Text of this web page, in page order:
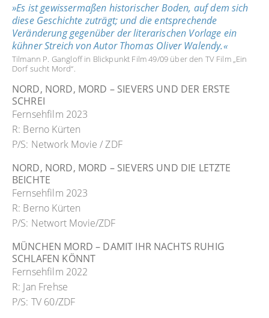
Es ist gewissermaßen historischer Boden, auf dem sich
diese Geschichte zuträgt; und die entsprechende
Veränderung gegenüber der literarischen Vorlage ein
kühner Streich von Autor Thomas Oliver Walendy.
Tilmann P. Gangloff in Blickpunkt Film 49/09 über den TV Film „Ein
Dorf sucht Mord“.
NORD, NORD, MORD – SIEVERS UND DER ERSTE
SCHREI
Fernsehfilm 2023
R: Berno Kürten
P/S: Network Movie / ZDF
NORD, NORD, MORD – SIEVERS UND DIE LETZTE
BEICHTE
Fernsehfilm 2023
R: Berno Kürten
P/S: Networt Movie/ZDF
MÜNCHEN MORD – DAMIT IHR NACHTS RUHIG
SCHLAFEN KÖNNT
Fernsehfilm 2022
R: Jan Frehse
P/S: TV 60/ZDF